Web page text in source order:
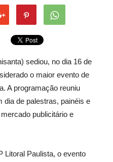
sediou, no dia 16 de
o maior evento de
A programação reuniu
dia de palestras, painéis e
publicitário e
Litoral Paulista, o evento